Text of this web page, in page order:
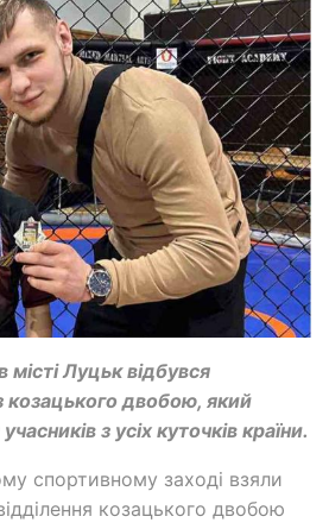
Луцьк відбувся
козацького двобою, який
з усіх куточків країни.
спортивному заході взяли
козацького двобою